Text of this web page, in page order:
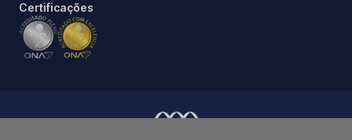
Certificações